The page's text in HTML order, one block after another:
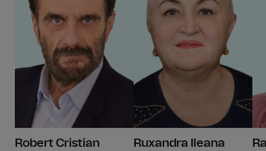
Robert Cristian Ruxandra Ileana